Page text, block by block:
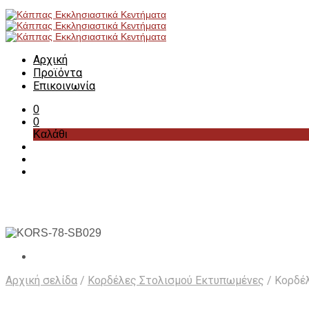
Αρχική
Προϊόντα
Επικοινωνία
0
0
Καλάθι
Αρχική σελίδα / Κορδέλες Στολισμού Εκτυπωμένες /